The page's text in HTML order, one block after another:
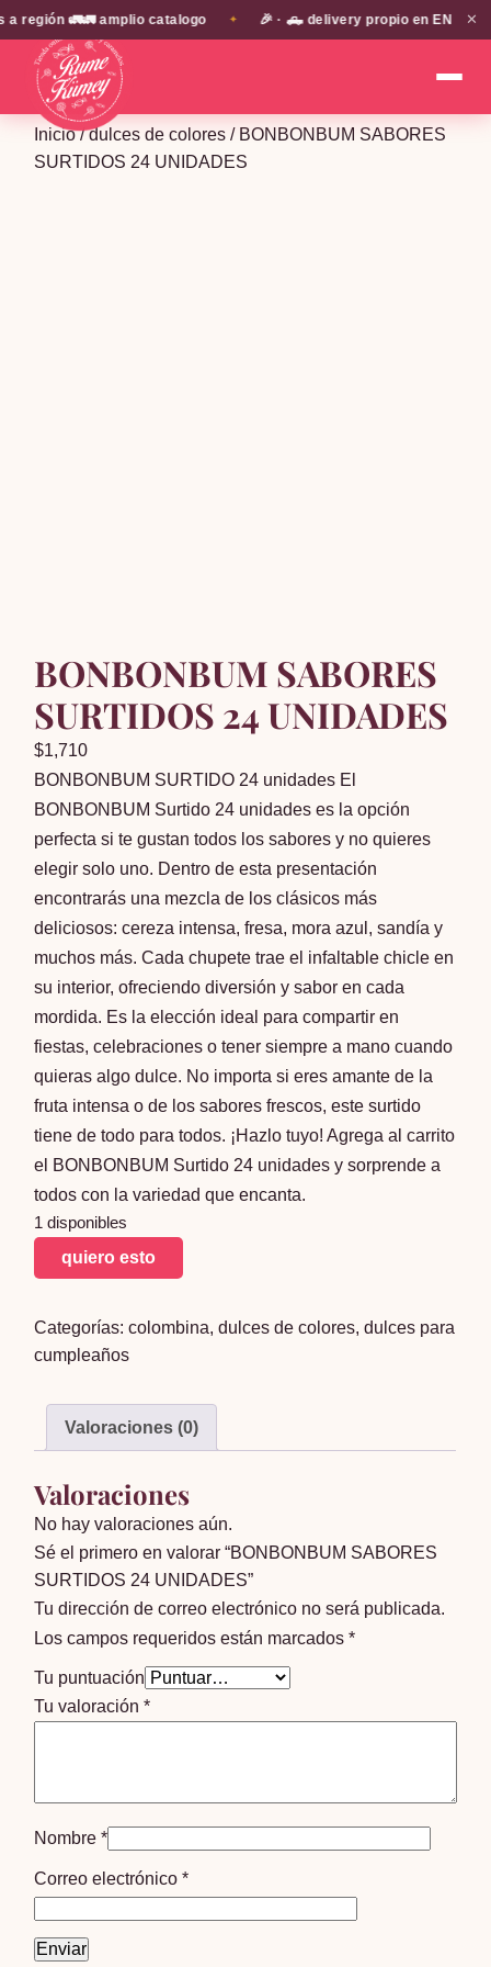
🚛🚛 amplio catalogo ✦ 🎉 · 🛻 delivery propio en EN TODA✕
Inicio/dulces de colores / BONBONBUM SABORES
SURTIDOS 24 UNIDADES
BONBONBUM SABORES
SURTIDOS 24 UNIDADES
$1,710
BONBONBUM SURTIDO 24 unidades El
BONBONBUM Surtido 24 unidades es la opción
perfecta si te gustan todos los sabores y no quieres
elegir solo uno. Dentro de esta presentación
encontrarás una mezcla de los clásicos más
deliciosos: cereza intensa, fresa, mora azul, sandía y
muchos más. Cada chupete trae el infaltable chicle en
su interior, ofreciendo diversión y sabor en cada
mordida. Es la elección ideal para compartir en
fiestas, celebraciones o tener siempre a mano cuando
quieras algo dulce. No importa si eres amante de la
fruta intensa o de los sabores frescos, este surtido
tiene de todo para todos. ¡Hazlo tuyo! Agrega al carrito
el BONBONBUM Surtido 24 unidades y sorprende a
todos con la variedad que encanta.
1 disponibles
BONBONBUM
SABORES
24
UNIDADES
quiero esto
Categorías:colombina,dulces de colores,dulces para
cumpleaños
Valoraciones (0)
Valoraciones
No hay valoraciones aún.
Sé el primero en valorar “BONBONBUM SABORES
SURTIDOS 24 UNIDADES”
Tu dirección de correo electrónico no será publicada.
Los campos requeridos están marcados*
Tu puntuación
Tu valoración*
Nombre*
Correo electrónico*